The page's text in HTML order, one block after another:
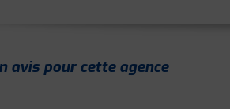
avis pour cette agence